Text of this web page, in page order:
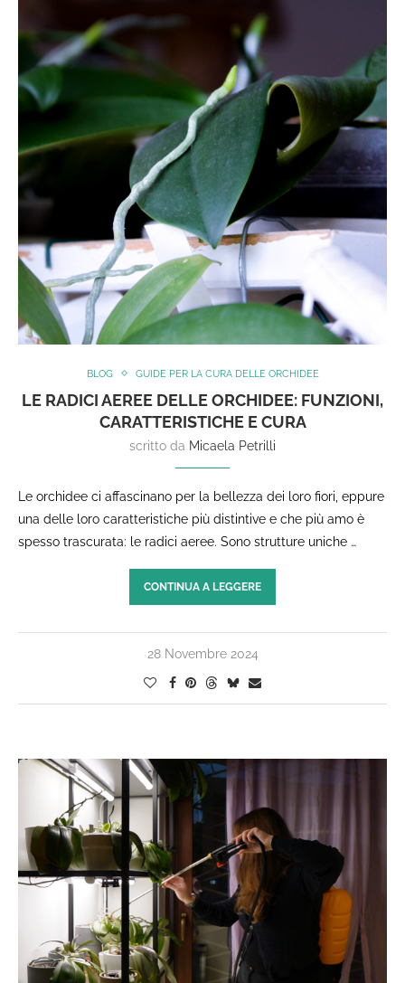
BLOG GUIDE PER LA CURA DELLE ORCHIDEE
LE RADICI AEREE DELLE ORCHIDEE: FUNZIONI,
CARATTERISTICHE E CURA
scritto da Micaela Petrilli
Le orchidee ci affascinano per la bellezza dei loro fiori, eppure
una delle loro caratteristiche più distintive e che più amo è
spesso trascurata: le radici aeree. Sono strutture uniche …
CONTINUA A LEGGERE
28 Novembre 2024